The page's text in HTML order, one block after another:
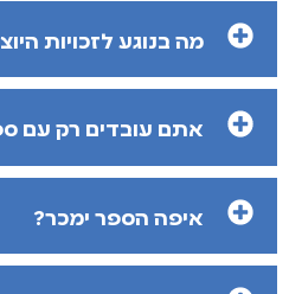
מה בנוגע לזכויות
אתם עובדים רק עם
איפה הספר ימכר?